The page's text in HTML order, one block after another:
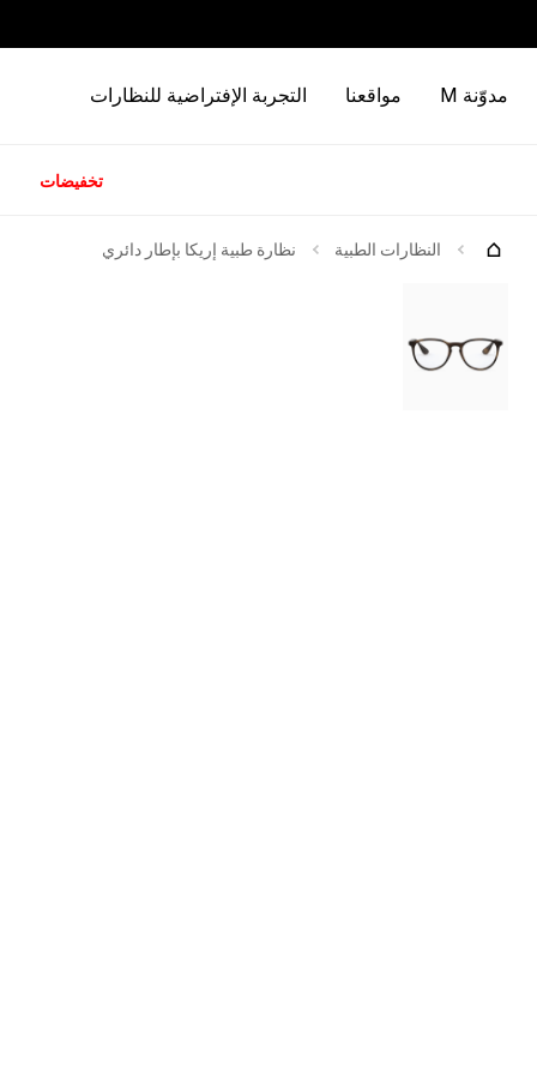
مدوّنة M مواقعنا التجربة الإفتراضية للنظارات
تخفيضات
النظارات الطبية نظارة طبية إريكا بإطار دائري